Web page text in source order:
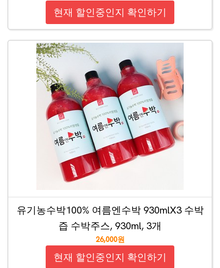
현재 할인중인지 확인하기
유기농수박100% 여름엔수박 930mlX3 수박
즙 수박주스, 930ml, 3개
26,000원
현재 할인중인지 확인하기